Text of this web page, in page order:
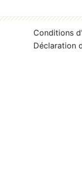
Conditions
Déclaration